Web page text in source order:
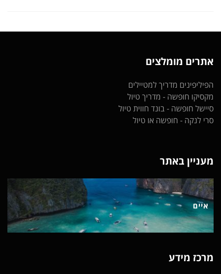
אתרים מומלצים
הפיליפינים מדריך למטיילים
מקסיקו חופשה - מדריך טיול
סיישל חופשה - בונד חווית טיול
סרי לנקה - חופשה או טיול
מעניין באתר
איים
מרכז מידע